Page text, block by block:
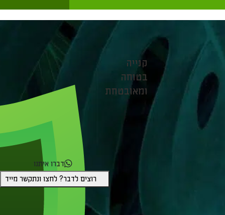
קנייה
בטוחה
ומאובטחת
דברו איתנו
רוצים לדבר? לחצו ונתקשר מייד